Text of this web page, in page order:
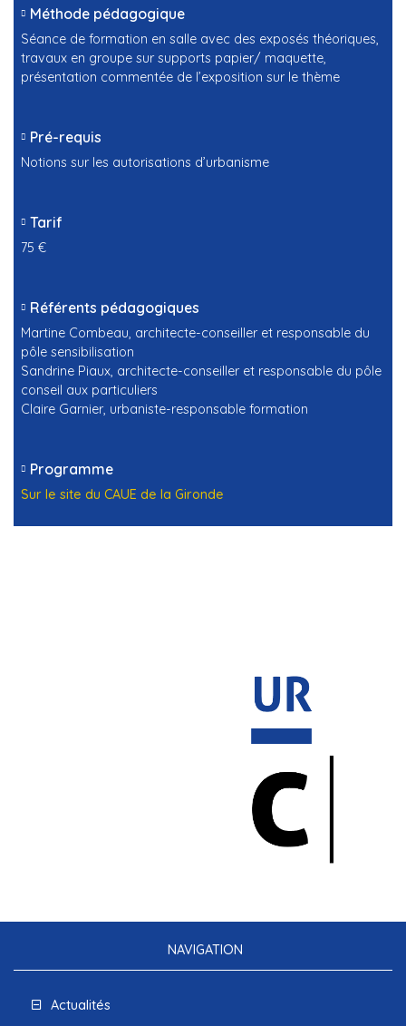
Méthode pédagogique
Séance de formation en salle avec des exposés théoriques,
travaux en groupe sur supports papier/ maquette,
présentation commentée de l’exposition sur le thème
Pré-requis
Notions sur les autorisations d’urbanisme
Tarif
75 €
Référents pédagogiques
Martine Combeau, architecte-conseiller et responsable du
pôle sensibilisation
Sandrine Piaux, architecte-conseiller et responsable du pôle
conseil aux particuliers
Claire Garnier, urbaniste-responsable formation
Programme
Sur le site du CAUE de la Gironde
NAVIGATION
Actualités